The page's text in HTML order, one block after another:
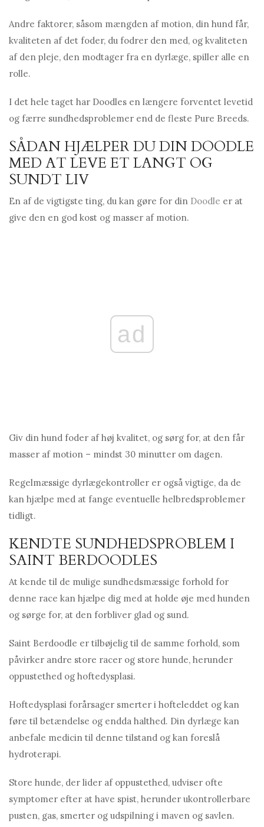
Andre faktorer, såsom mængden af ​​motion, din hund får,
kvaliteten af ​​det foder, du fodrer den med, og kvaliteten
af ​​den pleje, den modtager fra en dyrlæge, spiller alle en
rolle.
I det hele taget har Doodles en længere forventet levetid
og færre sundhedsproblemer end de fleste Pure Breeds.
SÅDAN HJÆLPER DU DIN DOODLE
MED AT LEVE ET LANGT OG
SUNDT LIV
En af de vigtigste ting, du kan gøre for din Doodle er at
give den en god kost og masser af motion.
ad
Giv din hund foder af høj kvalitet, og sørg for, at den får
masser af motion – mindst 30 minutter om dagen.
Regelmæssige dyrlægekontroller er også vigtige, da de
kan hjælpe med at fange eventuelle helbredsproblemer
tidligt.
KENDTE SUNDHEDSPROBLEM I
SAINT BERDOODLES
At kende til de mulige sundhedsmæssige forhold for
denne race kan hjælpe dig med at holde øje med hunden
og sørge for, at den forbliver glad og sund.
Saint Berdoodle er tilbøjelig til de samme forhold, som
påvirker andre store racer og store hunde, herunder
oppustethed og hoftedysplasi.
Hoftedysplasi forårsager smerter i hofteleddet og kan
føre til betændelse og endda halthed. Din dyrlæge kan
anbefale medicin til denne tilstand og kan foreslå
hydroterapi.
Store hunde, der lider af oppustethed, udviser ofte
symptomer efter at have spist, herunder ukontrollerbare
pusten, gas, smerter og udspilning i maven og savlen.